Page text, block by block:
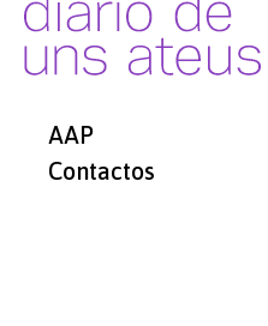
AAP
Contactos